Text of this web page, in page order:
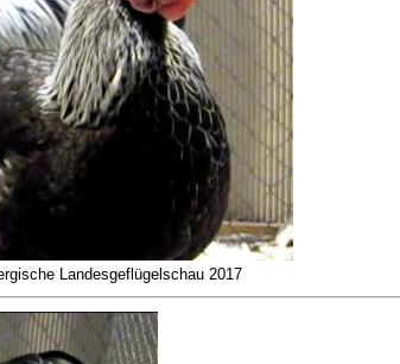
Landesgeflügelschau 2017